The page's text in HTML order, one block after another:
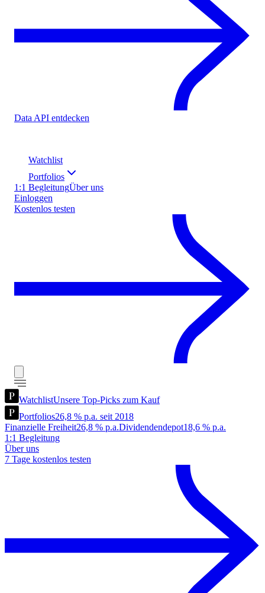
Data API entdecken
Watchlist
Portfolios
1:1 BegleitungÜber uns
Einloggen
Kostenlos testen
WatchlistUnsere Top-Picks zum Kauf
Portfolios26,8 % p.a. seit 2018
Finanzielle Freiheit26,8 % p.a.Dividendendepot18,6 % p.a.
1:1 Begleitung
Über uns
7 Tage kostenlos testen